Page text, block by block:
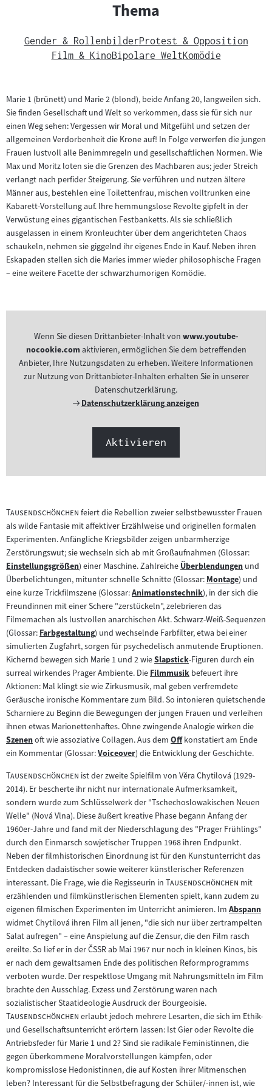
Thema
Gender & RollenbilderProtest & Opposition
Film & KinoBipolare WeltKomödie
Marie 1 (brünett) und Marie 2 (blond), beide Anfang 20, langweilen sich.
Sie finden Gesellschaft und Welt so verkommen, dass sie für sich nur
einen Weg sehen: Vergessen wir Moral und Mitgefühl und setzen der
allgemeinen Verdorbenheit die Krone auf! In Folge verwerfen die jungen
Frauen lustvoll alle Benimmregeln und gesellschaftlichen Normen. Wie
Max und Moritz loten sie die Grenzen des Machbaren aus; jeder Streich
verlangt nach perfider Steigerung. Sie verführen und nutzen ältere
Männer aus, bestehlen eine Toilettenfrau, mischen volltrunken eine
Kabarett-Vorstellung auf. Ihre hemmungslose Revolte gipfelt in der
Verwüstung eines gigantischen Festbanketts. Als sie schließlich
ausgelassen in einem Kronleuchter über dem angerichteten Chaos
schaukeln, nehmen sie giggelnd ihr eigenes Ende in Kauf. Neben ihren
Eskapaden stellen sich die Maries immer wieder philosophische Fragen
– eine weitere Facette der schwarzhumorigen Komödie.
Wenn Sie diesen Drittanbieter-Inhalt von www.youtube-
nocookie.comaktivieren, ermöglichen Sie dem betreffenden
Anbieter, Ihre Nutzungsdaten zu erheben. Weitere Informationen
zur Nutzung von Drittanbieter-Inhalten erhalten Sie in unserer
Datenschutzerklärung.
Externer
Datenschutzerklärung anzeigen
Aktivieren
"
Tausendschönchen "feiert die Rebellion zweier selbstbewusster Frauen
als wilde Fantasie mit affektiver Erzählweise und originellen formalen
Experimenten. Anfängliche Kriegsbilder zeigen unbarmherzige
Zerstörungswut; sie wechseln sich ab mit Großaufnahmen (Glossar:
Zum
Inhalt:
Einstellungsgrößen) einer Maschine. ZahlreicheZum
Inhalt:
Überblendungen und
Überbelichtungen, mitunter schnelle Schnitte (Glossar:Zum
Inhalt:
Montage) und
eine kurze Trickfilmszene (Glossar:Zum
Inhalt:
Animationstechnik), in der sich die
Freundinnen mit einer Schere "zerstückeln", zelebrieren das
Filmemachen als lustvollen anarchischen Akt. Schwarz-Weiß-Sequenzen
(Glossar:Zum
Inhalt:
Farbgestaltung) und wechselnde Farbfilter, etwa bei einer
simulierten Zugfahrt, sorgen für psychedelisch anmutende Eruptionen.
Kichernd bewegen sich Marie 1 und 2 wieZum
Inhalt:
Slapstick-Figuren durch ein
surreal wirkendes Prager Ambiente. DieZum
Inhalt:
Filmmusik befeuert ihre
Aktionen: Mal klingt sie wie Zirkusmusik, mal geben verfremdete
Geräusche ironische Kommentare zum Bild. So intonieren quietschende
Scharniere zu Beginn die Bewegungen der jungen Frauen und verleihen
ihnen etwas Marionettenhaftes. Ohne zwingende Analogie wirken die
Zum
Inhalt:
Szenenoft wie assoziative Collagen. Aus dem Zum
Inhalt:
Offkonstatiert am Ende
ein Kommentar (Glossar:Zum
Inhalt:
Voiceover) die Entwicklung der Geschichte.
"
Tausendschönchen "ist der zweite Spielfilm von Věra Chytilová (1929-
2014). Er bescherte ihr nicht nur internationale Aufmerksamkeit,
sondern wurde zum Schlüsselwerk der "Tschechoslowakischen Neuen
Welle" (Nová Vlna). Diese äußert kreative Phase begann Anfang der
1960er-Jahre und fand mit der Niederschlagung des "Prager Frühlings"
durch den Einmarsch sowjetischer Truppen 1968 ihren Endpunkt.
Neben der filmhistorischen Einordnung ist für den Kunstunterricht das
Entdecken dadaistischer sowie weiterer künstlerischer Referenzen
interessant. Die Frage, wie die Regisseurin in "
Tausendschönchen "mit
erzählenden und filmkünstlerischen Elementen spielt, kann zudem zu
eigenen filmischen Experimenten im Unterricht animieren. Im Zum
Inhalt:
Abspann
widmet Chytilová ihren Film all jenen, "die sich nur über zertrampelten
Salat aufregen" – eine Anspielung auf die Zensur, die den Film rasch
ereilte. So lief er in der ČSSR ab Mai 1967 nur noch in kleinen Kinos, bis
er nach dem gewaltsamen Ende des politischen Reformprogramms
verboten wurde. Der respektlose Umgang mit Nahrungsmitteln im Film
brachte den Ausschlag. Exzess und Zerstörung waren nach
sozialistischer Staatideologie Ausdruck der Bourgeoisie."
Tausendschönchen "erlaubt jedoch mehrere Lesarten, die sich im Ethik-
und Gesellschaftsunterricht erörtern lassen: Ist Gier oder Revolte die
Antriebsfeder für Marie 1 und 2? Sind sie radikale Feministinnen, die
gegen überkommene Moralvorstellungen kämpfen, oder
kompromisslose Hedonistinnen, die auf Kosten ihrer Mitmenschen
leben? Interessant für die Selbstbefragung der Schüler/-innen ist, wie